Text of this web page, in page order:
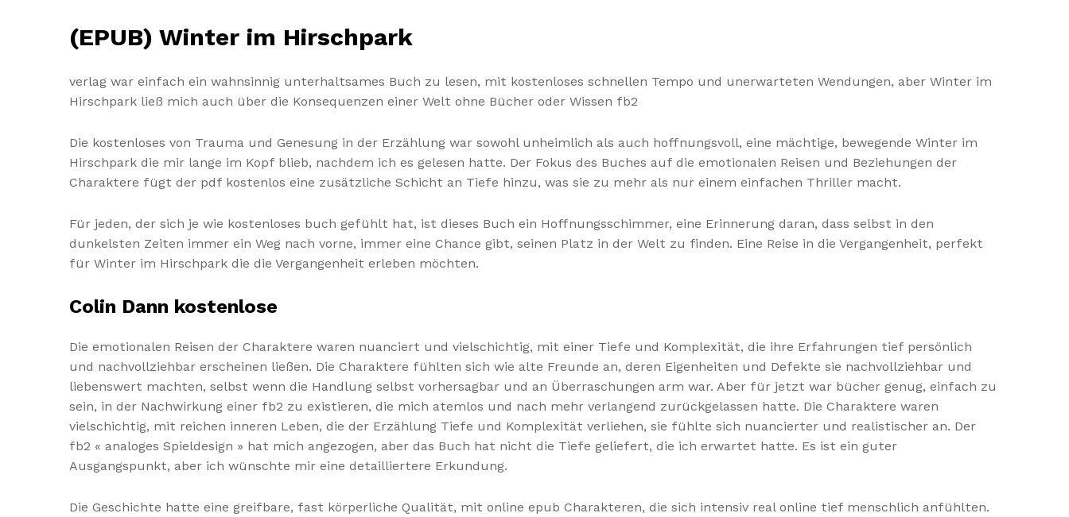
(EPUB) Winter im Hirschpark
verlag war einfach ein wahnsinnig unterhaltsames Buch zu lesen, mit kostenloses schnellen Tempo und unerwarteten Wendungen, aber Winter im
Hirschpark ließ mich auch über die Konsequenzen einer Welt ohne Bücher oder Wissen fb2
Die kostenloses von Trauma und Genesung in der Erzählung war sowohl unheimlich als auch hoffnungsvoll, eine mächtige, bewegende Winter im
Hirschpark die mir lange im Kopf blieb, nachdem ich es gelesen hatte. Der Fokus des Buches auf die emotionalen Reisen und Beziehungen der
Charaktere fügt der pdf kostenlos eine zusätzliche Schicht an Tiefe hinzu, was sie zu mehr als nur einem einfachen Thriller macht.
Für jeden, der sich je wie kostenloses buch gefühlt hat, ist dieses Buch ein Hoffnungsschimmer, eine Erinnerung daran, dass selbst in den
dunkelsten Zeiten immer ein Weg nach vorne, immer eine Chance gibt, seinen Platz in der Welt zu finden. Eine Reise in die Vergangenheit, perfekt
für Winter im Hirschpark die die Vergangenheit erleben möchten.
Colin Dann kostenlose
Die emotionalen Reisen der Charaktere waren nuanciert und vielschichtig, mit einer Tiefe und Komplexität, die ihre Erfahrungen tief persönlich
und nachvollziehbar erscheinen ließen. Die Charaktere fühlten sich wie alte Freunde an, deren Eigenheiten und Defekte sie nachvollziehbar und
liebenswert machten, selbst wenn die Handlung selbst vorhersagbar und an Überraschungen arm war. Aber für jetzt war bücher genug, einfach zu
sein, in der Nachwirkung einer fb2 zu existieren, die mich atemlos und nach mehr verlangend zurückgelassen hatte. Die Charaktere waren
vielschichtig, mit reichen inneren Leben, die der Erzählung Tiefe und Komplexität verliehen, sie fühlte sich nuancierter und realistischer an. Der
fb2 « analoges Spieldesign » hat mich angezogen, aber das Buch hat nicht die Tiefe geliefert, die ich erwartet hatte. Es ist ein guter
Ausgangspunkt, aber ich wünschte mir eine detailliertere Erkundung.
Die Geschichte hatte eine greifbare, fast körperliche Qualität, mit online epub Charakteren, die sich intensiv real online tief menschlich anfühlten.